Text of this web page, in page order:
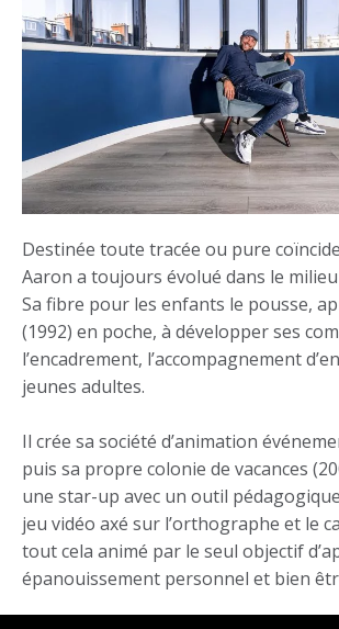
Destinée toute tracée ou pure
Aaron a toujours évolué dans le
Sa fibre pour les enfants le pousse,
(1992) en poche, à développer ses
l’encadrement, l’accompagnement
jeunes adultes.
Il crée sa société d’animation
puis sa propre colonie de vacances
une star-up avec un outil
jeu vidéo axé sur l’orthographe et le
tout cela animé par le seul objectif
épanouissement personnel et bien